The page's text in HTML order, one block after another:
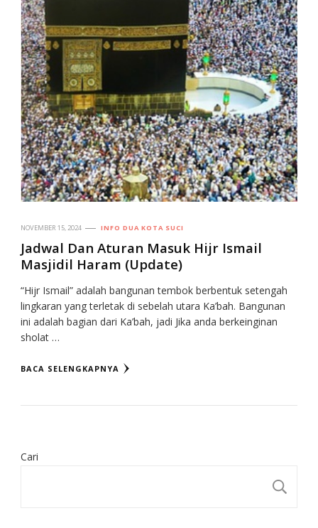
NOVEMBER 15, 2024 INFO DUA KOTA SUCI
Jadwal Dan Aturan Masuk Hijr Ismail
Masjidil Haram (Update)
“Hijr Ismail” adalah bangunan tembok berbentuk setengah
lingkaran yang terletak di sebelah utara Ka’bah. Bangunan
ini adalah bagian dari Ka’bah, jadi Jika anda berkeinginan
sholat …
BACA SELENGKAPNYA
Cari